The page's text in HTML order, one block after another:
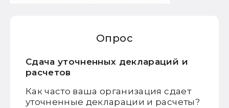
Опрос
Сдача уточненных деклараций и
расчетов
Как часто ваша организация сдает
уточненные декларации и расчеты?